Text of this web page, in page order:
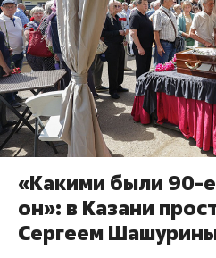
«Какими были 90-
он»: в Казани
Сергеем